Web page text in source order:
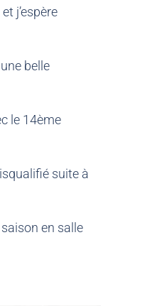
j’espère
belle
le 14ème
suite à
en salle